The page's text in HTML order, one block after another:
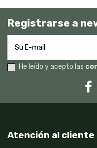
Registrarse a
He leído y acepto las
Atención al cliente